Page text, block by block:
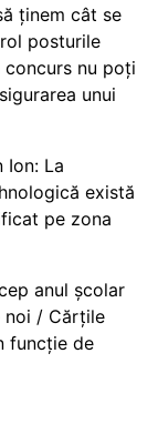
ținem cât se
posturile
nu poți
unui
Ion: La
există
pe zona
anul școlar
noi / Cărțile
funcție de